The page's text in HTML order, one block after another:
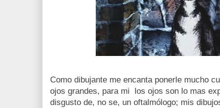
Como dibujante me encanta ponerle mucho
ojos grandes, para mi los ojos son lo mas
disgusto de, no se, un oftalmólogo; mis